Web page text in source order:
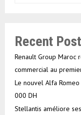
Recent
Renault Group
commercial au
Le nouvel Alfa
000 DH
Stellantis améliore